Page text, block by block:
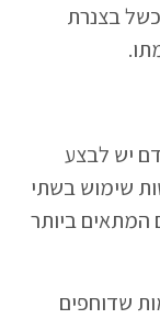
בצנרת
יש לבצע
שימוש בשתי
המתאים ביותר
שדוחפים